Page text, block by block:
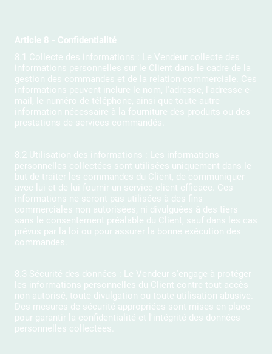
Article 8 - Confidentialité
8.1 Collecte des informations : Le Vendeur collecte des
informations personnelles sur le Client dans le cadre de la
gestion des commandes et de la relation commerciale. Ces
informations peuvent inclure le nom, l'adresse, l'adresse e-
mail, le numéro de téléphone, ainsi que toute autre
information nécessaire à la fourniture des produits ou des
prestations de services commandés.
8.2 Utilisation des informations : Les informations
personnelles collectées sont utilisées uniquement dans le
but de traiter les commandes du Client, de communiquer
avec lui et de lui fournir un service client efficace. Ces
informations ne seront pas utilisées à des fins
commerciales non autorisées, ni divulguées à des tiers
sans le consentement préalable du Client, sauf dans les cas
prévus par la loi ou pour assurer la bonne exécution des
commandes.
8.3 Sécurité des données : Le Vendeur s'engage à protéger
les informations personnelles du Client contre tout accès
non autorisé, toute divulgation ou toute utilisation abusive.
Des mesures de sécurité appropriées sont mises en place
pour garantir la confidentialité et l'intégrité des données
personnelles collectées.